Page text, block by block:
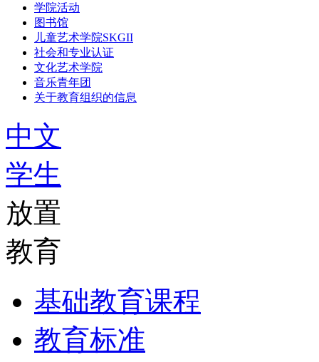
学院活动
图书馆
儿童艺术学院SKGII
社会和专业认证
文化艺术学院
音乐青年团
关于教育组织的信息
中文
学生
放置
教育
基础教育课程
教育标准